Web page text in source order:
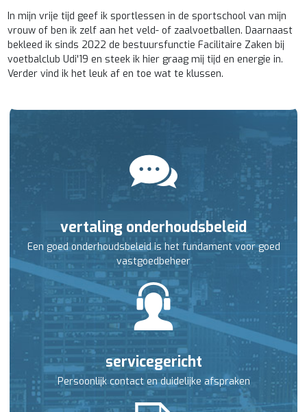
In mijn vrije tijd geef ik sportlessen in de sportschool van mijn
vrouw of ben ik zelf aan het veld- of zaalvoetballen. Daarnaast
bekleed ik sinds 2022 de bestuursfunctie Facilitaire Zaken bij
voetbalclub Udi'19 en steek ik hier graag mij tijd en energie in.
Verder vind ik het leuk af en toe wat te klussen.
vertaling onderhoudsbeleid
Een goed onderhoudsbeleid is het fundament voor goed
vastgoedbeheer
servicegericht
Persoonlijk contact en duidelijke afspraken